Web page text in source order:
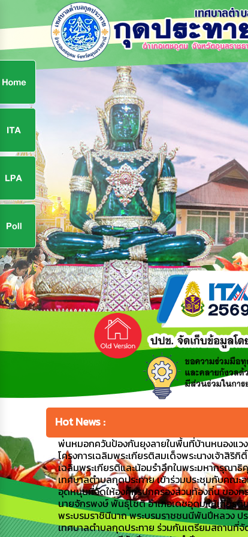
Hot News :
พ่นหมอกควันป้องกันยุงลายในพื้นที่บ้านหนองแวง
โครงการเฉลิมพระเกียรติสมเด็จพระนางเจ้าสิ
เฉลิมพระเกียรติและน้อมรำลึกในพระมหากรุณาธิ
เทศบาลตำบลกุดประทาย เข้าร่วมประชุมกับคณะ
อุดหนุนที่จัดให้องค์กรปกครองส่วนท้องถิ่น ของก
นายจักรพงษ์ พันธุ์โชติ อำเภอเดชอุดม ให้เกียรติ
พระบรมราชินีนาถ พระบรมราชชนนีพันปีหลวง ป
เทศบาลตำบลกุดประทาย ร่วมกันเตรียมสถานที่จั